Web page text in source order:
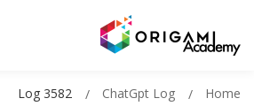
Home
ChatGpt Log
Log 3582